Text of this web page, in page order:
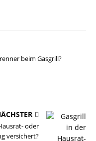
beim Gasgrill?
oder
versichert?